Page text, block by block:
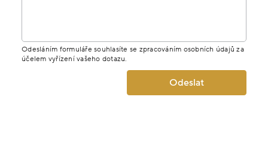
Odesláním formuláře souhlasíte se zpracováním osobních údajů za
účelem vyřízení vašeho dotazu.
Odeslat